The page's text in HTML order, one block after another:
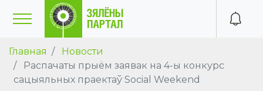
Главная
Новости
Распачаты прыём заявак на 4-ы конкурс
сацыяльных праектаў Social Weekend